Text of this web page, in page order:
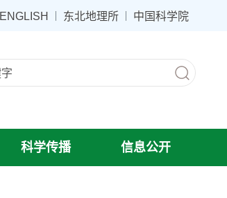
ENGLISH 东北地理所 中国科学院
科学传播 信息公开